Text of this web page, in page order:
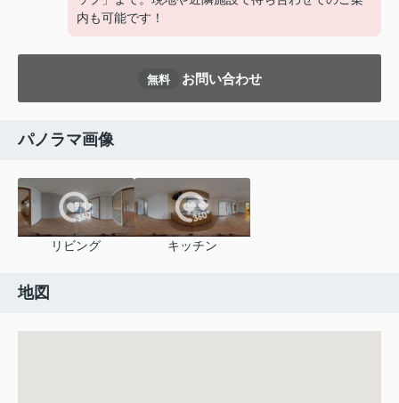
内も可能です！
無料 お問い合わせ
パノラマ画像
リビング キッチン
地図